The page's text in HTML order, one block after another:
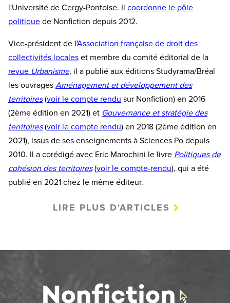
l'Université de Cergy-Pontoise. Il coordonne le pôle
politique de Nonfiction depuis 2012.
Vice-président de l'Association française de droit des
collectivités locales et membre du comité éditorial de la
revue Urbanisme, il a publié aux éditions Studyrama/Bréal
les ouvrages Aménagement et développement des
territoires (voir le compte rendu sur Nonfiction) en 2016
(2ème édition en 2021) et Gouvernance et stratégie des
territoires(voir le compte rendu) en 2018 (2ème édition en
2021), issus de ses enseignements à Sciences Po depuis
2010. Il a corédigé avec Eric Marochini le livre Politiques de
cohésion des territoires(voir le compte-rendu), qui a été
publié en 2021 chez le même éditeur.
LIRE PLUS D'ARTICLES